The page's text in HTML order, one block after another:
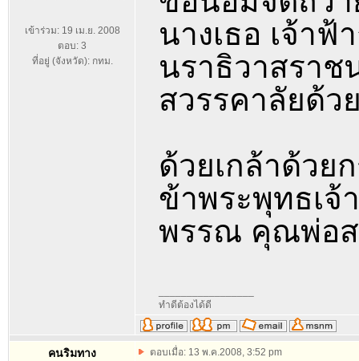
เข้าร่วม: 19 เม.ย. 2008
ตอบ: 3
ที่อยู่ (จังหวัด): กทม.
นางเธอ เจ้า
นราธิวาสราช
สวรรคาลัยด้ว
ด้วยเกล้าด้วย
ข้าพระพุทธเ
พรรณ คุณพ่อส
ทำดีต้องได้ดี
คนริมทาง ตอบเมื่อ: 13 พ.ค.2008, 3:52 pm